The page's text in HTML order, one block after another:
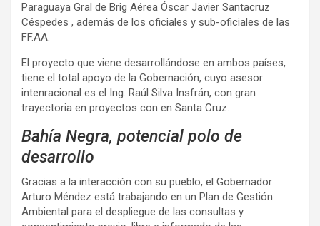
Paraguaya Gral de Brig Aérea Óscar Javier Santacruz
Céspedes , además de los oficiales y sub-oficiales de las
FF.AA.
El proyecto que viene desarrollándose en ambos países,
tiene el total apoyo de la Gobernación, cuyo asesor
intenracional es el Ing. Raúl Silva Insfrán, con gran
trayectoria en proyectos con en Santa Cruz.
Bahía Negra, potencial polo de
desarrollo
Gracias a la interacción con su pueblo, el Gobernador
Arturo Méndez está trabajando en un Plan de Gestión
Ambiental para el despliegue de las consultas y